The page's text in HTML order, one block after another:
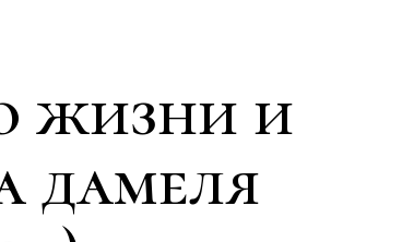
жизни и
дамеля